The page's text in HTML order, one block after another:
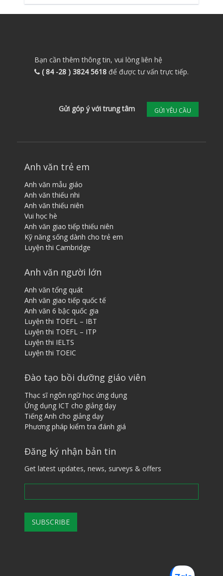
Bạn cần thêm thông tin, vui lòng liên hệ
( 84 -28 ) 3824 5618để được tư vấn trực tiếp.
Gửi góp ý với trung tâm GỬI YÊU CẦU
Anh văn trẻ em
Anh văn mẫu giáo
Anh văn thiếu nhi
Anh văn thiếu niên
Vui học hè
Anh văn giao tiếp thiếu niên
Kỹ năng sống dành cho trẻ em
Luyện thi Cambridge
Anh văn người lớn
Anh văn tổng quát
Anh văn giao tiếp quốc tế
Anh văn 6 bậc quốc gia
Luyện thi TOEFL – IBT
Luyện thi TOEFL – ITP
Luyện thi IELTS
Luyện thi TOEIC
Đào tạo bồi dưỡng giáo viên
Thạc sĩ ngôn ngữ học ứng dụng
Ứng dụng ICT cho giảng dạy
Tiếng ​A​nh cho giảng dạy
Phương pháp kiểm tra đánh giá
Đăng ký nhận bản tin
Get latest updates, news, surveys & offers